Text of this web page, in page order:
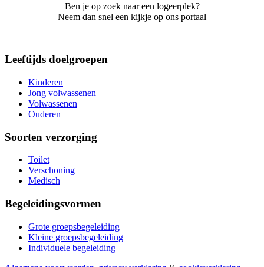
Ben je op zoek naar een logeerplek?
Neem dan snel een kijkje op ons portaal
Leeftijds doelgroepen
Kinderen
Jong volwassenen
Volwassenen
Ouderen
Soorten verzorging
Toilet
Verschoning
Medisch
Begeleidingsvormen
Grote groepsbegeleiding
Kleine groepsbegeleiding
Individuele begeleiding